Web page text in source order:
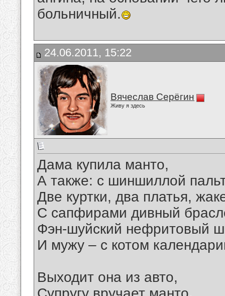
больничный.
24.06.2011, 15:22
Вячеслав Серёгин
Живу я здесь
Дама купила манто,
А также: с шиншиллой
Две куртки, два платья,
С сапфирами дивный
Фэн-шуйский нефритовый
И мужу – с котом
Выходит она из авто,